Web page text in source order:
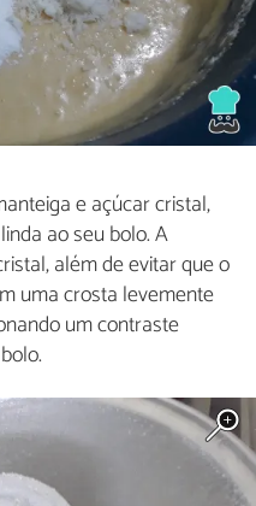
e açúcar cristal,
ao seu bolo. A
além de evitar que o
uma crosta levemente
um contraste